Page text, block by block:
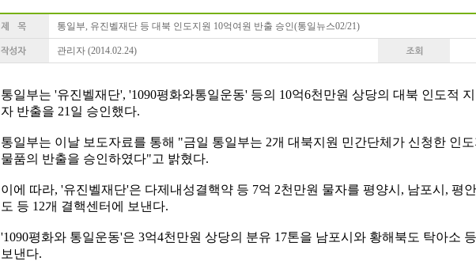
통일부, 유진벨재단 등 대북 인도지원 10억여원 반출 승인(통일뉴스02/21)
관리자 (2014.02.24)
통일부는 '유진벨재단', '1090평화와통일운동' 등의 10억6천만원 상당의 대북 인도적
자 반출을 21일 승인했다.
통일부는 이날 보도자료를 통해 "금일 통일부는 2개 대북지원 민간단체가 신청한 인도
물품의 반출을 승인하였다"고 밝혔다.
이에 따라, '유진벨재단'은 다제내성결핵약 등 7억 2천만원 물자를 평양시, 남포시, 평
도 등 12개 결핵센터에 보낸다.
'1090평화와 통일운동'은 3억4천만원 상당의 분유 17톤을 남포시와 황해북도 탁아소 등
보낸다.